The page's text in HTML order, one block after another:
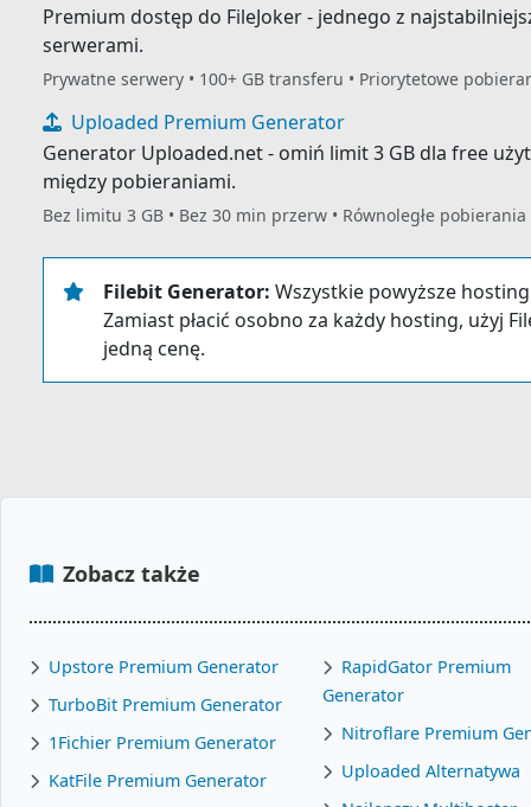
Premium dostęp do FileJoker - jednego z
serwerami.
Prywatne serwery • 100+ GB transferu • Priorytetowe
Uploaded Premium Generator
Generator Uploaded.net - omiń limit 3 GB dla free
między pobieraniami.
Bez limitu 3 GB • Bez 30 min przerw • Równoległe pobierania
Filebit Generator: Wszystkie powyższe
Zamiast płacić osobno za każdy hosting, użyj
jedną cenę.
Zobacz także
Upstore Premium Generator
TurboBit Premium Generator
1Fichier Premium Generator
KatFile Premium Generator
RapidGator Premium
Generator
Nitroflare Premium
Uploaded Alternatywa